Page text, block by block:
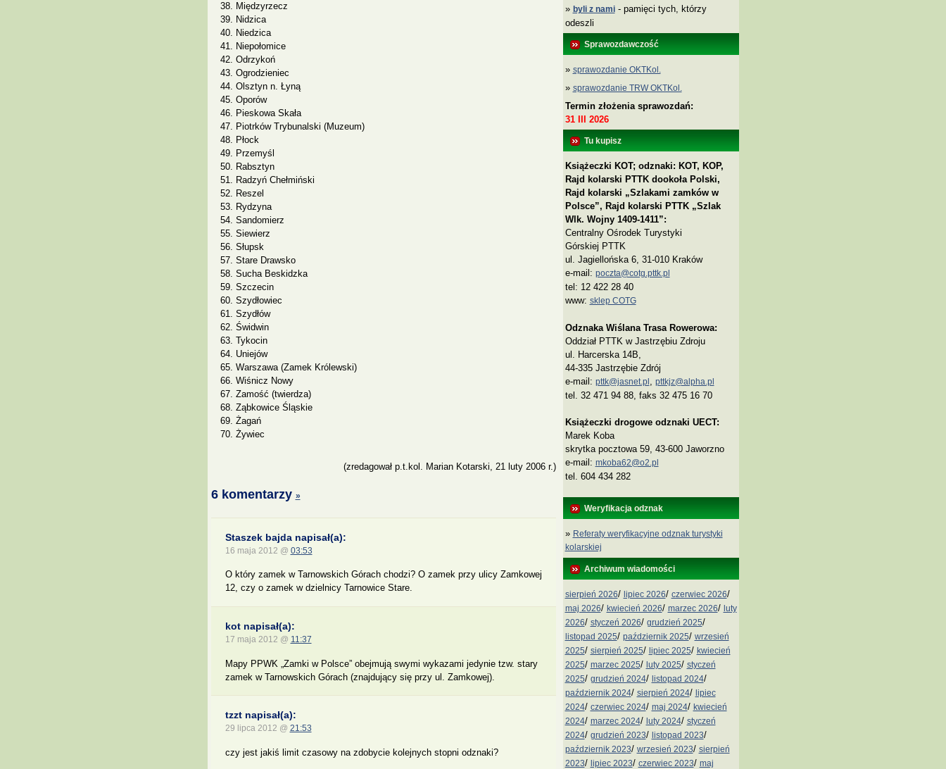
Międzyrzecz
Nidzica
Niedzica
Niepołomice
Odrzykoń
Ogrodzieniec
Olsztyn n. Łyną
Oporów
Pieskowa Skała
Piotrków Trybunalski (Muzeum)
Płock
Przemyśl
Rabsztyn
Radzyń Chełmiński
Reszel
Rydzyna
Sandomierz
Siewierz
Słupsk
Stare Drawsko
Sucha Beskidzka
Szczecin
Szydłowiec
Szydłów
Świdwin
Tykocin
Uniejów
Warszawa (Zamek Królewski)
Wiśnicz Nowy
Zamość (twierdza)
Ząbkowice Śląskie
Żagań
Żywiec
(zredagował p.t.kol. Marian Kotarski, 21 luty 2006 r.)
6 komentarzy »
Staszek bajda napisał(a):
16 maja 2012 @ 03:53
O który zamek w Tarnowskich Górach chodzi? O zamek przy ulicy Zamkowej
12, czy o zamek w dzielnicy Tarnowice Stare.
kot napisał(a):
17 maja 2012 @ 11:37
Mapy PPWK „Zamki w Polsce” obejmują swymi wykazami jedynie tzw. stary
zamek w Tarnowskich Górach (znajdujący się przy ul. Zamkowej).
tzzt napisał(a):
29 lipca 2012 @ 21:53
czy jest jakiś limit czasowy na zdobycie kolejnych stopni odznaki?
» byli z nami- pamięci tych, którzy
odeszli
Sprawozdawczość
» sprawozdanie OKTKol.
» sprawozdanie TRW OKTKol.
Termin złożenia sprawozdań:
31 III 2026
Tu kupisz
Książeczki KOT; odznaki: KOT, KOP,
Rajd kolarski PTTK dookoła Polski,
Rajd kolarski „Szlakami zamków w
Polsce”, Rajd kolarski PTTK „Szlak
Wlk. Wojny 1409-1411”:
Centralny Ośrodek Turystyki
Górskiej PTTK
ul. Jagiellońska 6, 31-010 Kraków
e-mail: poczta@cotg.pttk.pl
tel: 12 422 28 40
www: sklep COTG
Odznaka Wiślana Trasa Rowerowa:
Oddział PTTK w Jastrzębiu Zdroju
ul. Harcerska 14B,
44-335 Jastrzębie Zdrój
e-mail: pttk@jasnet.pl pttkjz@alpha.pl
tel. 32 471 94 88, faks 32 475 16 70
Książeczki drogowe odznaki UECT:
Marek Koba
skrytka pocztowa 59, 43-600 Jaworzno
e‑mail: mkoba62@o2.pl
tel. 604 434 282
Weryfikacja odznak
» Referaty weryfikacyjne odznak turystyki
kolarskiej
Archiwum wiadomości
sierpień 2026/ lipiec 2026/ czerwiec 2026/
maj 2026/ kwiecień 2026/ marzec 2026/ luty
2026/ styczeń 2026/ grudzień 2025/
listopad 2025/ październik 2025/ wrzesień
2025/ sierpień 2025/ lipiec 2025/ kwiecień
2025/ marzec 2025/ luty 2025/ styczeń
2025/ grudzień 2024/ listopad 2024/
październik 2024/ sierpień 2024/ lipiec
2024/ czerwiec 2024/ maj 2024/ kwiecień
2024/ marzec 2024/ luty 2024/ styczeń
2024/ grudzień 2023/ listopad 2023/
październik 2023/ wrzesień 2023/ sierpień
2023/ lipiec 2023/ czerwiec 2023/ maj